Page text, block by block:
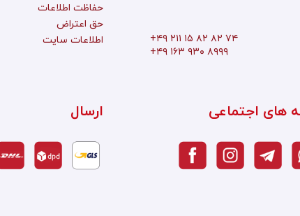
حفاظت اطلاعات
حق اعتراض
اطلاعات سایت
+۴۹ ۲۱۱ ۱۵ ۸۲ ۸۲ ۷۴
+۴۹ ۱۶۳ ۹۳۰ ۸۹۹۹
ارسال های اجتماعی